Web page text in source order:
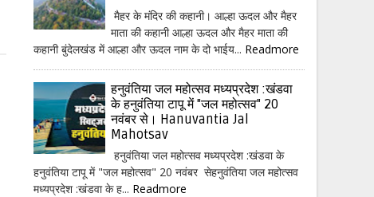
मैहर के मंदिर की कहानी। आल्हा ऊदल और मैहर
माता की कहानी आल्हा ऊदल और मैहर माता की
कहानी बुंदेलखंड में आल्हा और ऊदल नाम के दो भाईय... Readmore
हनुवंतिया जल महोत्सव मध्यप्रदेश :खंडवा
के हनुवंतिया टापू में "जल महोत्सव" 20
नवंबर से। Hanuvantia Jal
Mahotsav
हनुवंतिया जल महोत्सव मध्यप्रदेश :खंडवा के
हनुवंतिया टापू में "जल महोत्सव" 20 नवंबर सेहनुवंतिया जल महोत्सव
मध्यप्रदेश :खंडवा के ह... Readmore